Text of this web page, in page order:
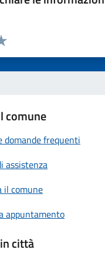
pagina
5 stelle su 5
4 stelle su 5
su 5
su 5
5
comune
domande frequenti
assistenza
il comune
appuntamento
città